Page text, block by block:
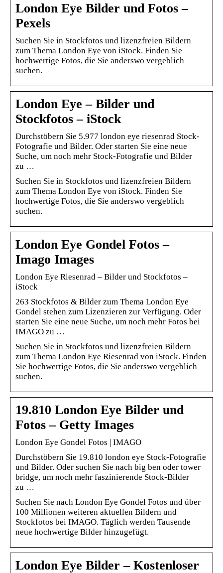
London Eye Bilder und Fotos –
Pexels
Suchen Sie in Stockfotos und lizenzfreien Bildern
zum Thema London Eye von iStock. Finden Sie
hochwertige Fotos, die Sie anderswo vergeblich
suchen.
London Eye – Bilder und
Stockfotos – iStock
Durchstöbern Sie 5.977 london eye riesenrad Stock-
Fotografie und Bilder. Oder starten Sie eine neue
Suche, um noch mehr Stock-Fotografie und Bilder
zu …
Suchen Sie in Stockfotos und lizenzfreien Bildern
zum Thema London Eye von iStock. Finden Sie
hochwertige Fotos, die Sie anderswo vergeblich
suchen.
London Eye Gondel Fotos –
Imago Images
London Eye Riesenrad – Bilder und Stockfotos –
iStock
263 Stockfotos & Bilder zum Thema London Eye
Gondel stehen zum Lizenzieren zur Verfügung. Oder
starten Sie eine neue Suche, um noch mehr Fotos bei
IMAGO zu …
Suchen Sie in Stockfotos und lizenzfreien Bildern
zum Thema London Eye Riesenrad von iStock. Finden
Sie hochwertige Fotos, die Sie anderswo vergeblich
suchen.
19.810 London Eye Bilder und
Fotos – Getty Images
London Eye Gondel Fotos | IMAGO
Durchstöbern Sie 19.810 london eye Stock-Fotografie
und Bilder. Oder suchen Sie nach big ben oder tower
bridge, um noch mehr faszinierende Stock-Bilder
zu …
Suchen Sie nach London Eye Gondel Fotos und über
100 Millionen weiteren aktuellen Bildern und
Stockfotos bei IMAGO. Täglich werden Tausende
neue hochwertige Bilder hinzugefügt.
London Eye Bilder – Kostenloser